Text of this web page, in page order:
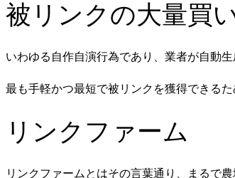
被リンクの大量買
いわゆる自作自演行為であり、業者が自動
最も手軽かつ最短で被リンクを獲得できる
リンクファーム
リンクファームとはその言葉通り、まるで